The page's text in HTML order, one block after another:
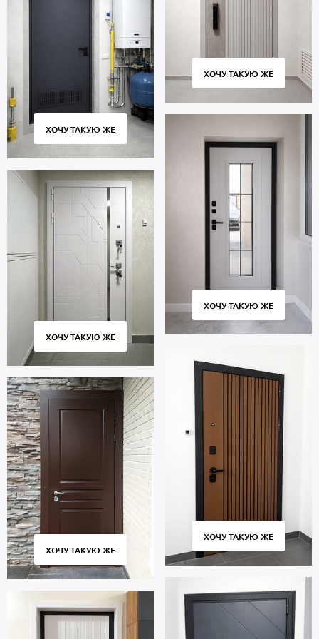
ХОЧУ ТАКУЮ ЖЕ
ХОЧУ ТАКУЮ ЖЕ
ХОЧУ ТАКУЮ ЖЕ
ХОЧУ ТАКУЮ ЖЕ
ХОЧУ ТАКУЮ ЖЕ
ХОЧУ ТАКУЮ ЖЕ